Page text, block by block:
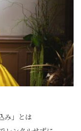
み」とは